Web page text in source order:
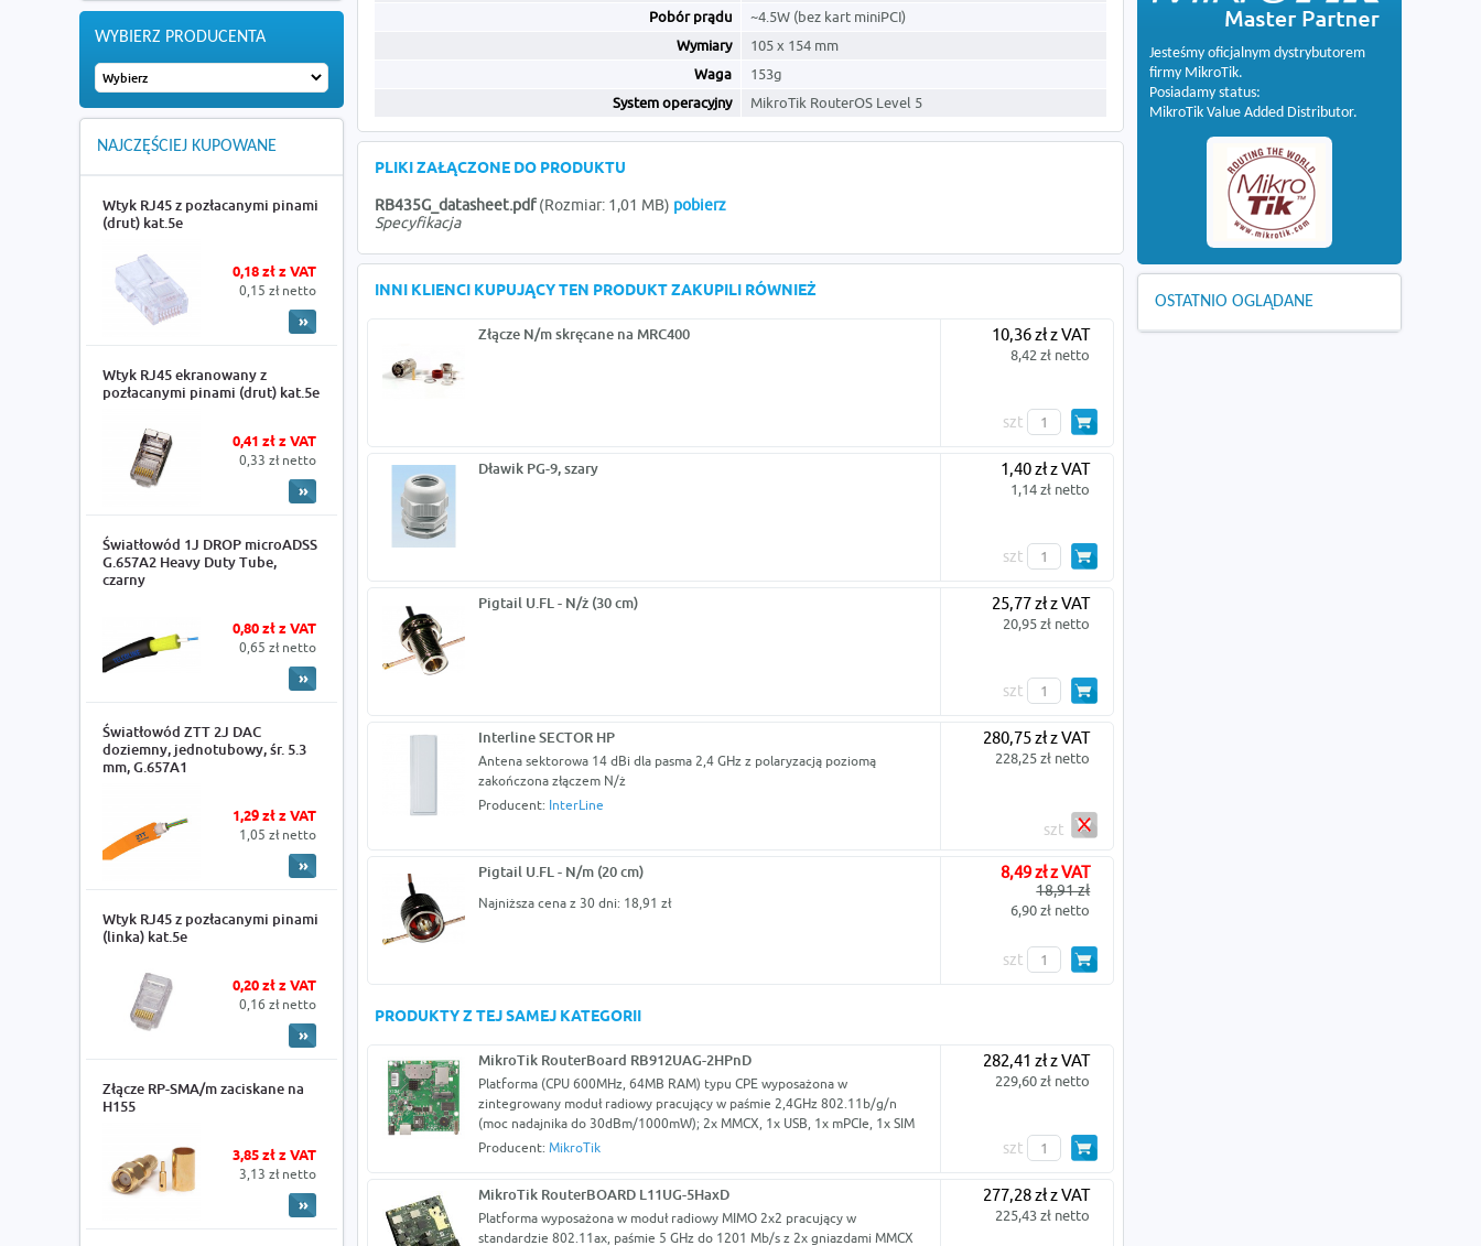
WYBIERZ PRODUCENTA
NAJCZĘŚCIEJ KUPOWANE
Wtyk RJ45 z pozłacanymi pinami
(drut) kat.5e
0,18 zł z VAT
0,15 zł netto
Wtyk RJ45 ekranowany z
pozłacanymi pinami (drut) kat.5e
0,41 zł z VAT
0,33 zł netto
Światłowód 1J DROP microADSS
G.657A2 Heavy Duty Tube,
czarny
0,80 zł z VAT
0,65 zł netto
Światłowód ZTT 2J DAC
doziemny, jednotubowy, śr. 5.3
mm, G.657A1
1,29 zł z VAT
1,05 zł netto
Wtyk RJ45 z pozłacanymi pinami
(linka) kat.5e
0,20 zł z VAT
0,16 zł netto
Złącze RP-SMA/m zaciskane na
H155
3,85 zł z VAT
3,13 zł netto
Pobór prądu
~4.5W (bez kart miniPCI)
Wymiary
105 x 154 mm
Waga
153g
System operacyjny
MikroTik RouterOS Level 5
PLIKI ZAŁĄCZONE DO PRODUKTU
RB435G_datasheet.pdf(Rozmiar: 1,01 MB) pobierz
Specyfikacja
INNI KLIENCI KUPUJĄCY TEN PRODUKT ZAKUPILI RÓWNIEŻ
Złącze N/m skręcane na MRC400 10,36 zł z VAT
8,42 zł netto
szt
Dławik PG-9, szary 1,40 zł z VAT
1,14 zł netto
szt
Pigtail U.FL - N/ż (30 cm) 25,77 zł z VAT
20,95 zł netto
szt
Interline SECTOR HP
Antena sektorowa 14 dBi dla pasma 2,4 GHz z polaryzacją poziomą
zakończona złączem N/ż
Producent: InterLine
280,75 zł z VAT
228,25 zł netto
szt
Pigtail U.FL - N/m (20 cm)
Najniższa cena z 30 dni: 18,91 zł
8,49 zł z VAT
18,91 zł
6,90 zł netto
szt
PRODUKTY Z TEJ SAMEJ KATEGORII
MikroTik RouterBoard RB912UAG-2HPnD
Platforma (CPU 600MHz, 64MB RAM) typu CPE wyposażona w
zintegrowany moduł radiowy pracujący w paśmie 2,4GHz 802.11b/g/n
(moc nadajnika do 30dBm/1000mW); 2x MMCX, 1x USB, 1x mPCIe, 1x SIM
Producent: MikroTik
282,41 zł z VAT
229,60 zł netto
szt
MikroTik RouterBOARD L11UG-5HaxD
Platforma wyposażona w moduł radiowy MIMO 2x2 pracujący w
standardzie 802.11ax, paśmie 5 GHz do 1201 Mb/s z 2x gniazdami MMCX
277,28 zł z VAT
225,43 zł netto
Jesteśmy oficjalnym dystrybutorem
firmy MikroTik.
Posiadamy status:
MikroTik Value Added Distributor.
OSTATNIO OGLĄDANE